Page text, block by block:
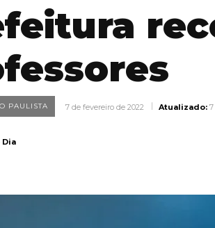
PAULISTA 7 de fevereiro de 2022 Atualizado:
Dia